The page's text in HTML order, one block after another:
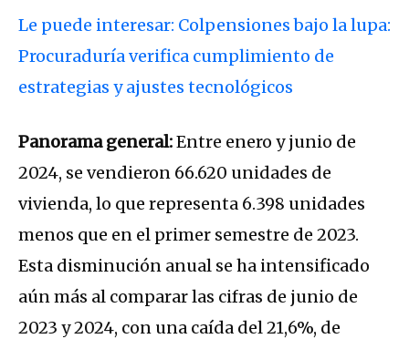
Le puede interesar: Colpensiones bajo la lupa:
Procuraduría verifica cumplimiento de
estrategias y ajustes tecnológicos
Panorama general:Entre enero y junio de
2024, se vendieron 66.620 unidades de
vivienda, lo que representa 6.398 unidades
menos que en el primer semestre de 2023.
Esta disminución anual se ha intensificado
aún más al comparar las cifras de junio de
2023 y 2024, con una caída del 21,6%, de